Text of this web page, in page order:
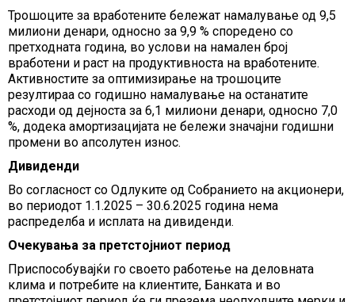
Трошоците за вработените бележат намалување од 9,5
милиони денари, односно за 9,9 % споредено со
претходната година, во услови на намален број
вработени и раст на продуктивноста на вработените.
Aктивностите за оптимизирање на трошоците
резултираа со годишно намалување на останатите
расходи од дејноста за 6,1 милиони денари, односно 7,0
%, додека амортизацијата не бележи значајни годишни
промени во апсолутен износ.
Дивиденди
Во согласност со Одлуките од Собранието на акционери,
во периодот 1.1.2025 – 30.6.2025 година нема
распределба и исплата на дивиденди.
Очекувања за претстојниот период
Приспособувајќи го своето работење на деловната
клима и потребите на клиентите, Банката и во